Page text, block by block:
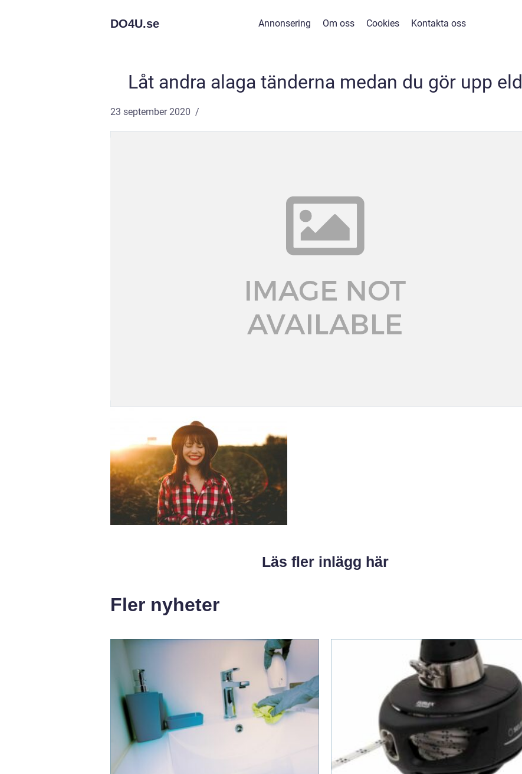
DO4U.se Annonsering Om oss Cookies Kontakta oss
Låt andra alaga tänderna medan du gör upp eld
23 september 2020
Läs fler inlägg här
Fler nyheter